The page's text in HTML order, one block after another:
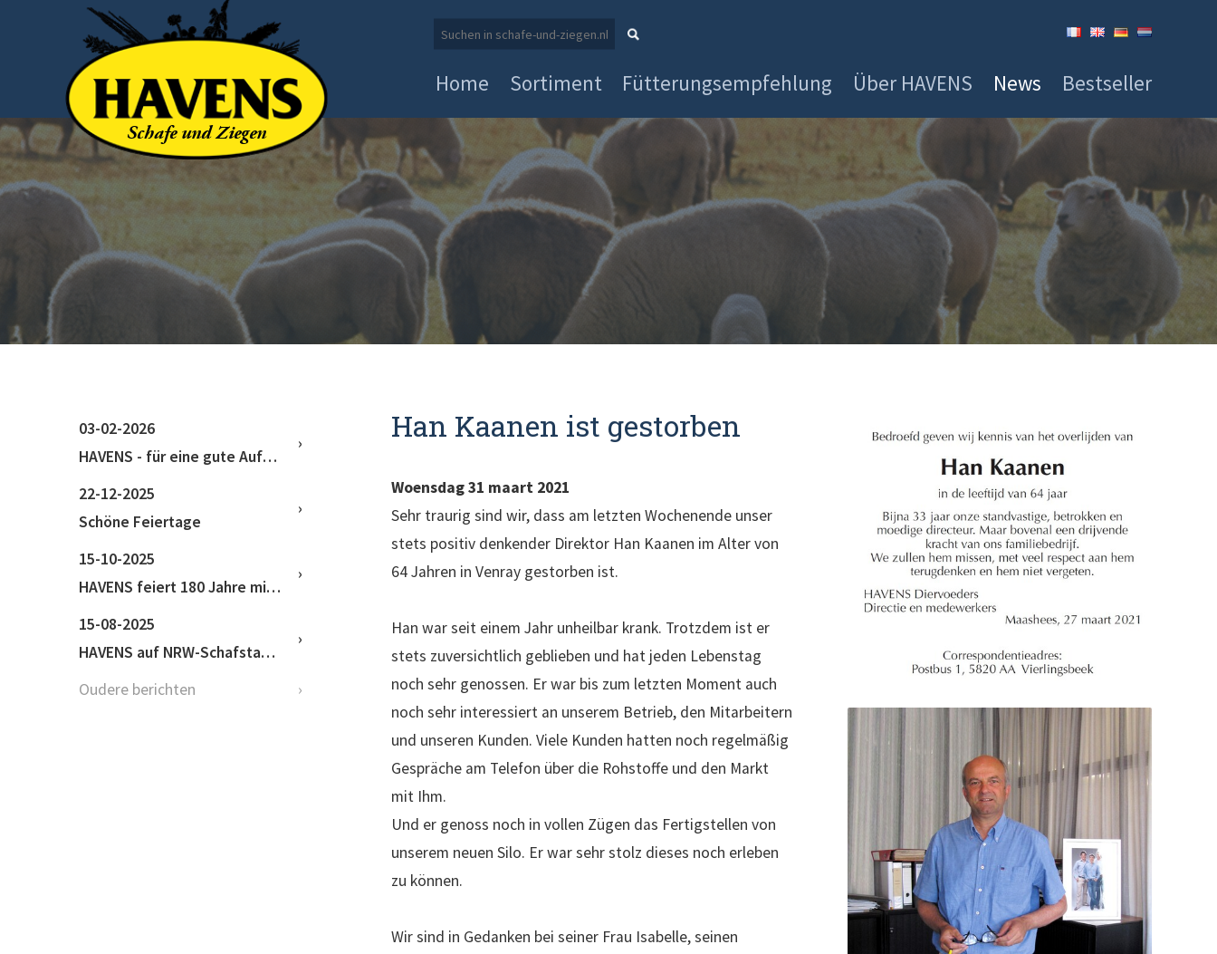
Home Sortiment Fütterungsempfehlung Über HAVENS News Bestseller
Schafe und Ziegen
03-02-2026
HAVENS - für eine gute Aufzucht
22-12-2025
Schöne Feiertage
15-10-2025
HAVENS feiert 180 Jahre mit erfolgreichem Kundentag
15-08-2025
HAVENS auf NRW-Schafstage 2025 Haus Düsse
Oudere berichten
Han Kaanen ist gestorben
Woensdag 31 maart 2021
Sehr traurig sind wir, dass am letzten Wochenende unser
stets positiv denkender Direktor Han Kaanen im Alter von
64 Jahren in Venray gestorben ist.
Han war seit einem Jahr unheilbar krank. Trotzdem ist er
stets zuversichtlich geblieben und hat jeden Lebenstag
noch sehr genossen. Er war bis zum letzten Moment auch
noch sehr interessiert an unserem Betrieb, den Mitarbeitern
und unseren Kunden. Viele Kunden hatten noch regelmäßig
Gespräche am Telefon über die Rohstoffe und den Markt
mit Ihm.
Und er genoss noch in vollen Zügen das Fertigstellen von
unserem neuen Silo. Er war sehr stolz dieses noch erleben
zu können.
Wir sind in Gedanken bei seiner Frau Isabelle, seinen